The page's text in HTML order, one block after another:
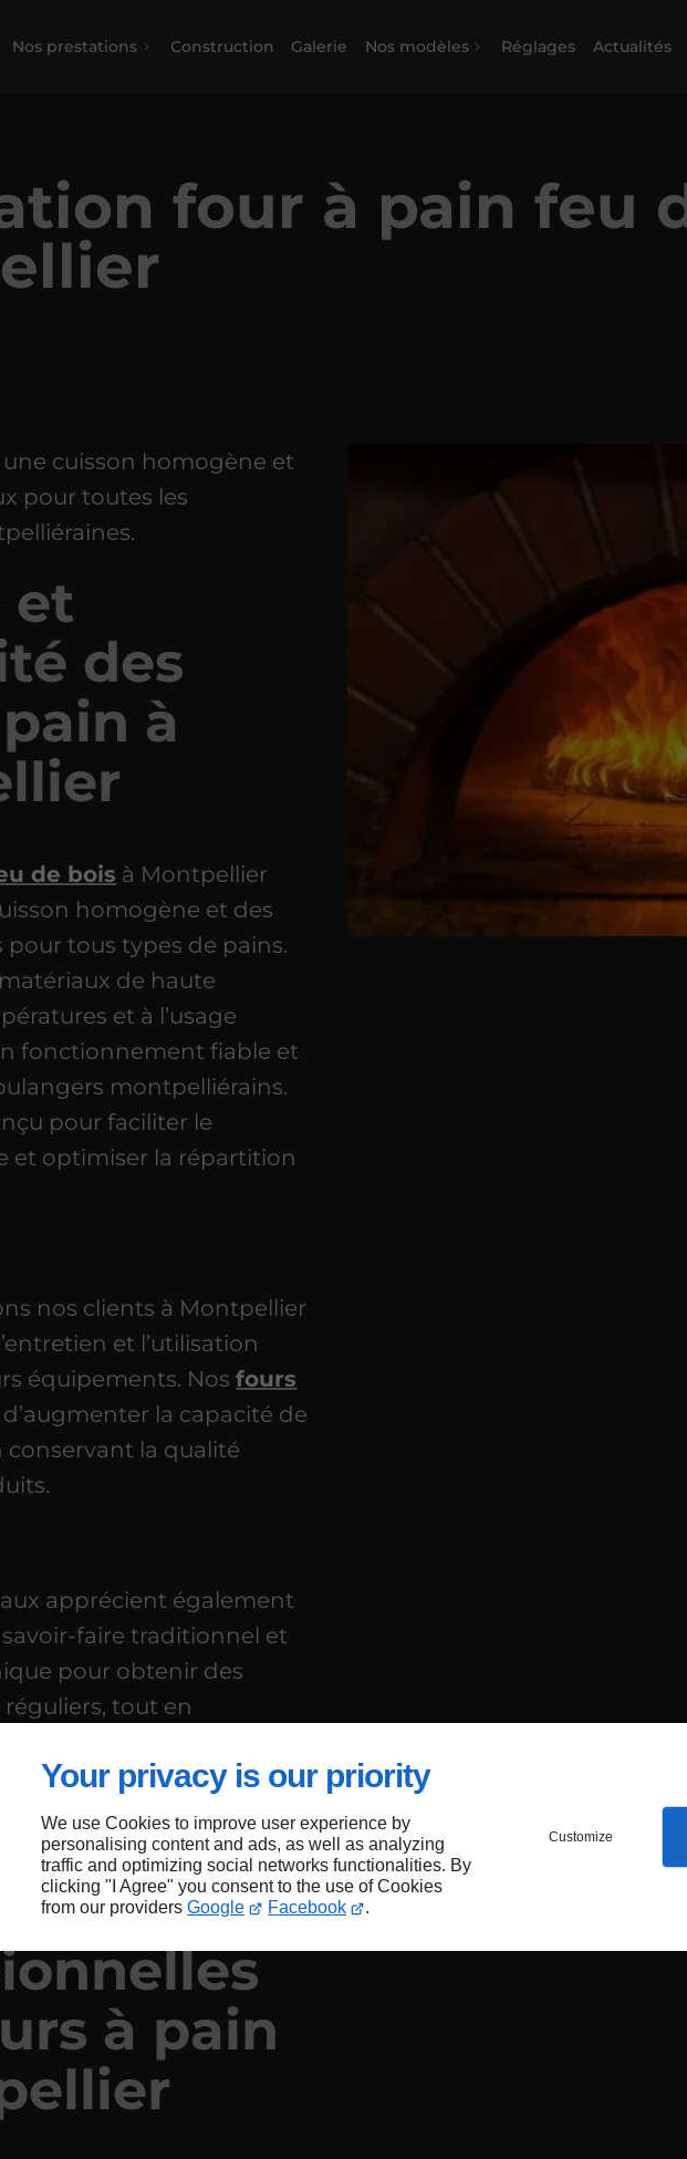
Your privacy is our priority
We use Cookies to improve user experience by
personalising content and ads, as well as analyzing
traffic and optimizing social networks functionalities. By
clicking "I Agree" you consent to the use of Cookies
from our providers Google Facebook .
Customize
Nos prestations Construction Galerie Nos modèles Réglages Actualités
four à pain feu
cuisson homogène et
pour toutes les
et
des
à
de bois à Montpellier
homogène et des
tous types de pains.
de haute
et à l’usage
fonctionnement fiable et
montpelliérains.
pour faciliter le
et optimiser la répartition
nos clients à Montpellier
et l’utilisation
équipements. Nosfours
la capacité de
la qualité
apprécient également
faire traditionnel et
pour obtenir des
tout en
d’espace et de
à pain